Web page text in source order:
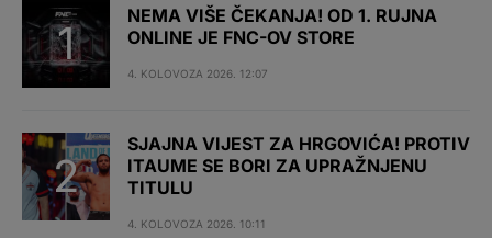
NEMA VIŠE ČEKANJA! OD 1. RUJNA
ONLINE JE FNC-OV STORE
4. KOLOVOZA 2026. 12:07
SJAJNA VIJEST ZA HRGOVIĆA! PROTIV
ITAUME SE BORI ZA UPRAŽNJENU
TITULU
4. KOLOVOZA 2026. 10:11